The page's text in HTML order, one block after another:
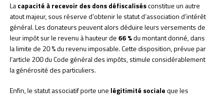
Lacapacité à recevoir des dons défiscalisésconstitue un autre
atout majeur, sous réserve d’obtenir le statut d’association d’intérêt
général. Les donateurs peuvent alors déduire leurs versements de
leur impôt sur le revenu à hauteur de 66 %du montant donné, dans
la limite de 20 % du revenu imposable. Cette disposition, prévue par
l’article 200 du Code général des impôts, stimule considérablement
la générosité des particuliers.
Enfin, le statut associatif porte une légitimité socialeque les